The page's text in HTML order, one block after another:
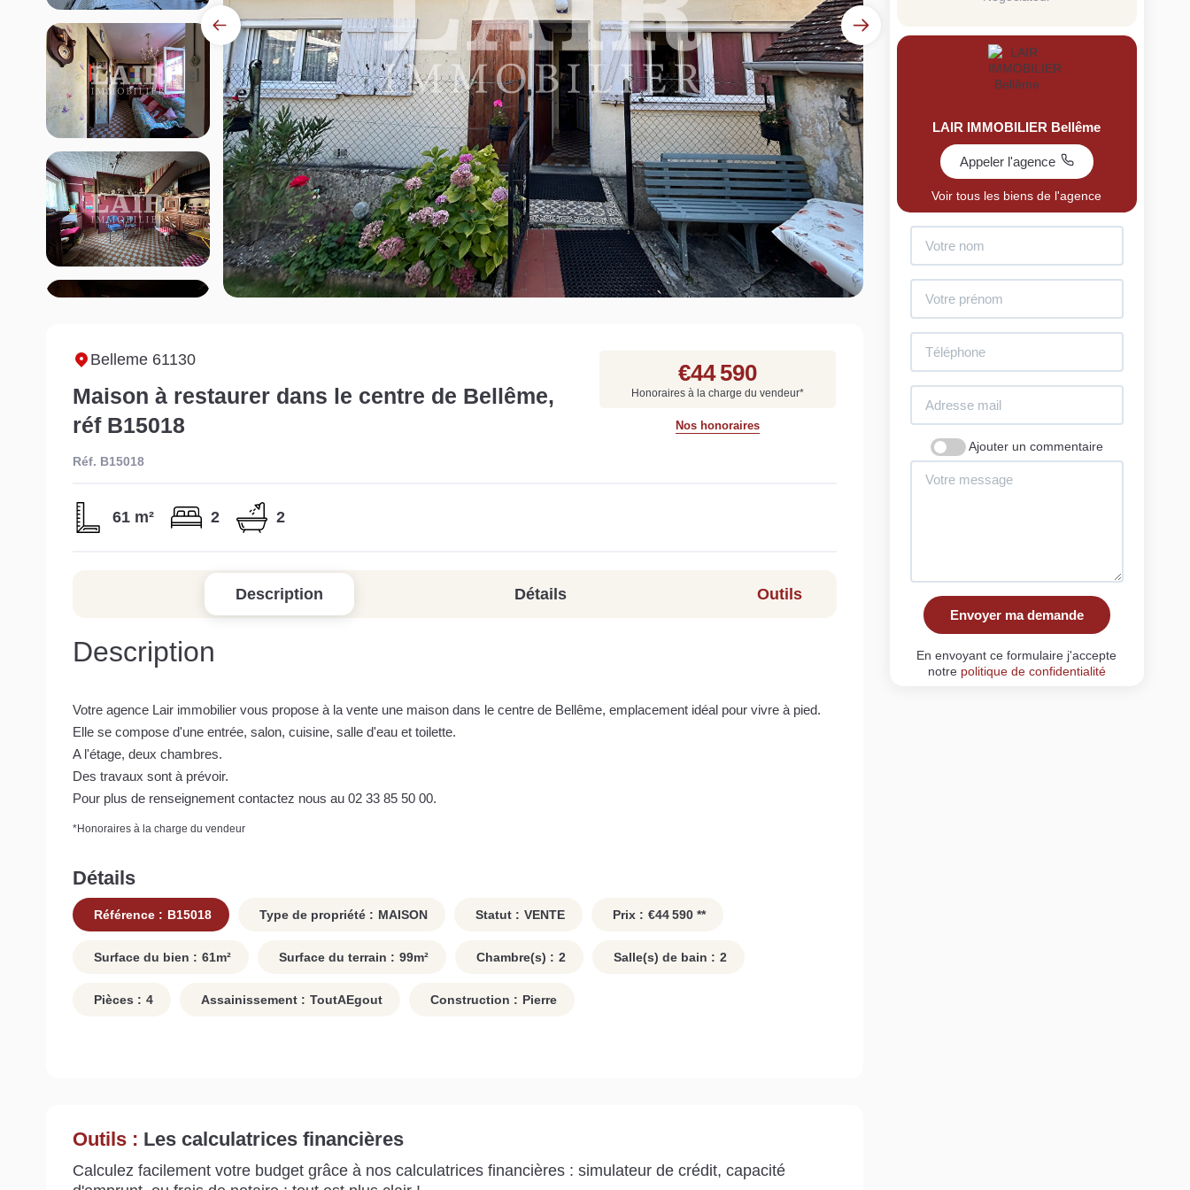
Gratuit
Estimez votre bien en ligne.
Rapide et gratuit, recevez votre estimation en
quelques clics.
Estimer mon bien maintenant
Belleme 61130
Maison à restaurer dans le centre de Bellême,
réf B15018
Réf. B15018
€44 590
Honoraires à la charge du vendeur*
Nos honoraires
61 m² 2 2
Description Détails Outils
Description
Votre agence Lair immobilier vous propose à la vente une maison dans le centre de Bellême, emplacement idéal pour vivre à pied.
Elle se compose d'une entrée, salon, cuisine, salle d'eau et toilette.
A l'étage, deux chambres.
Des travaux sont à prévoir.
Pour plus de renseignement contactez nous au 02 33 85 50 00.
*Honoraires à la charge du vendeur
Détails
Référence : B15018 Type de propriété : MAISON Statut : VENTE Prix : €44 590 **
Surface du bien : 61m² Surface du terrain : 99m² Chambre(s) : 2 Salle(s) de bain : 2
Pièces : 4 Assainissement : ToutAEgout Construction : Pierre
Outils : Les calculatrices financières
Calculez facilement votre budget grâce à nos calculatrices financières : simulateur de crédit, capacité
LAIR IMMOBILIER Bellême
Appeler l'agence
Voir tous les biens de l'agence
Ajouter un commentaire
Envoyer ma demande
En envoyant ce formulaire j'accepte
notre politique de confidentialité